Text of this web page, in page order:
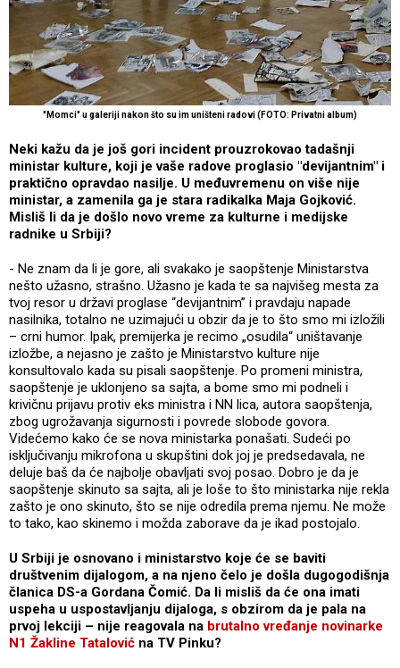
"Momci" u galeriji nakon što su im uništeni radovi (FOTO: Privatni album)
Neki kažu da je još gori incident prouzrokovao tadašnji
ministar kulture, koji je vaše radove proglasio "devijantnim" i
praktično opravdao nasilje. U međuvremenu on više nije
ministar, a zamenila ga je stara radikalka Maja Gojković.
Misliš li da je došlo novo vreme za kulturne i medijske
radnike u Srbiji?
- Ne znam da li je gore, ali svakako je saopštenje Ministarstva
nešto užasno, strašno. Užasno je kada te sa najvišeg mesta za
tvoj resor u državi proglase “devijantnim” i pravdaju napade
nasilnika, totalno ne uzimajući u obzir da je to što smo mi izložili
– crni humor. Ipak, premijerka je recimo „osudila“ uništavanje
izložbe, a nejasno je zašto je Ministarstvo kulture nije
konsultovalo kada su pisali saopštenje. Po promeni ministra,
saopštenje je uklonjeno sa sajta, a bome smo mi podneli i
krivičnu prijavu protiv eks ministra i NN lica, autora saopštenja,
zbog ugrožavanja sigurnosti i povrede slobode govora.
Videćemo kako će se nova ministarka ponašati. Sudeći po
isključivanju mikrofona u skupštini dok joj je predsedavala, ne
deluje baš da će najbolje obavljati svoj posao. Dobro je da je
saopštenje skinuto sa sajta, ali je loše to što ministarka nije rekla
zašto je ono skinuto, što se nije odredila prema njemu. Ne može
to tako, kao skinemo i možda zaborave da je ikad postojalo.
U Srbiji je osnovano i ministarstvo koje će se baviti
društvenim dijalogom, a na njeno čelo je došla dugogodišnja
članica DS-a Gordana Čomić. Da li misliš da će ona imati
uspeha u uspostavljanju dijaloga, s obzirom da je pala na
prvoj lekciji – nije reagovala na brutalno vređanje novinarke
N1 Žakline Tatalović na TV Pinku?